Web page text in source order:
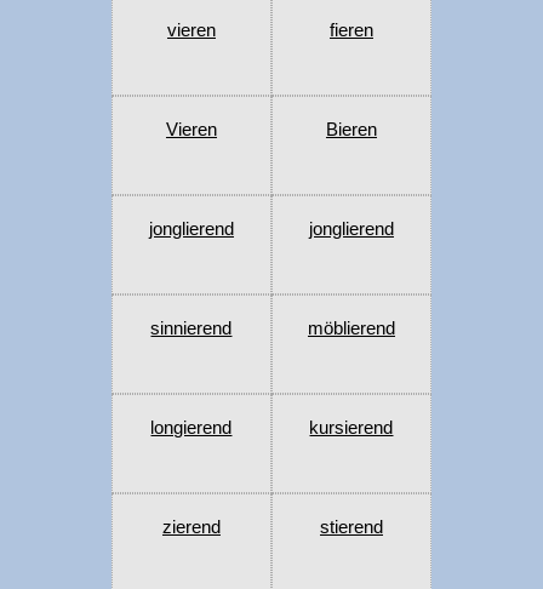
vieren fieren
Vieren Bieren
jonglierend jonglierend
sinnierend möblierend
longierend kursierend
zierend stierend